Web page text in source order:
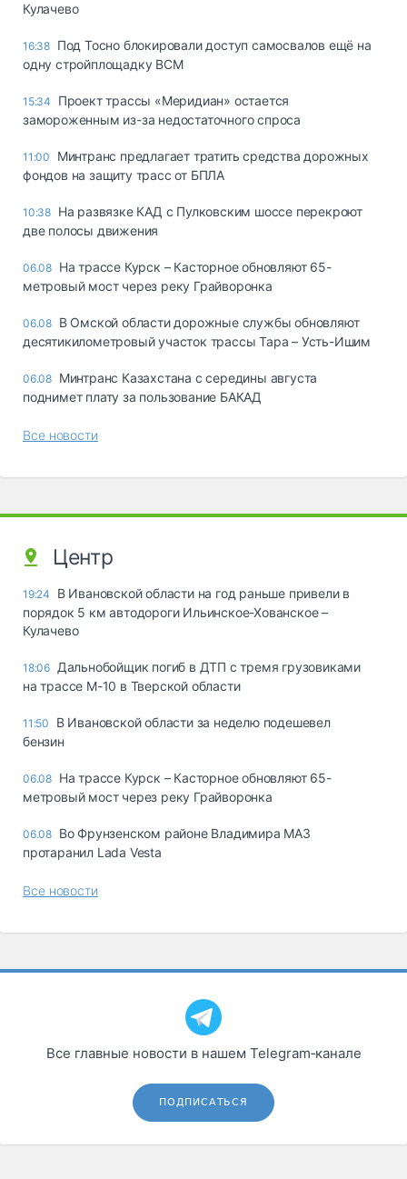
Кулачево
16:38 Под Тосно блокировали доступ самосвалов ещё на
одну стройплощадку ВСМ
15:34
Проект трассы «Меридиан» остается
замороженным из-за недостаточного спроса
11:00
Минтранс предлагает тратить средства дорожных
фондов на защиту трасс от БПЛА
10:38 На развязке КАД с Пулковским шоссе перекроют
две полосы движения
06.08 На трассе Курск – Касторное обновляют 65-
метровый мост через реку Грайворонка
06.08 В Омской области дорожные службы обновляют
десятикилометровый участок трассы Тара – Усть-Ишим
06.08 Минтранс Казахстана с середины августа
поднимет плату за пользование БАКАД
Все новости
Центр
19:24
В Ивановской области на год раньше привели в
порядок 5 км автодороги Ильинское-Хованское –
Кулачево
18:06 Дальнобойщик погиб в ДТП с тремя грузовиками
на трассе М-10 в Тверской области
11:50
В Ивановской области за неделю подешевел
бензин
06.08 На трассе Курск – Касторное обновляют 65-
метровый мост через реку Грайворонка
06.08 Во Фрунзенском районе Владимира МАЗ
протаранил Lada Vesta
Все новости
Все главные новости в нашем Telegram‑канале
ПОДПИСАТЬСЯ